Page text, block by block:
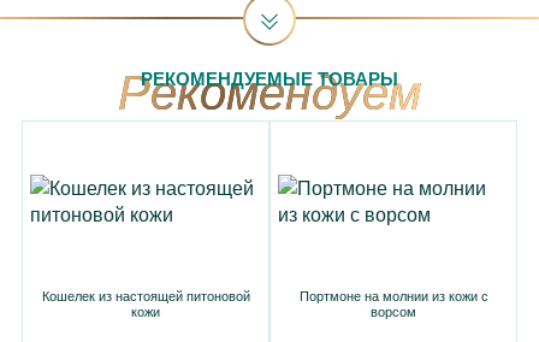
РЕКОМЕНДУЕМЫЕ ТОВАРЫ
Кошелек из настоящей питоновой
кожи
Портмоне на молнии из кожи с
ворсом